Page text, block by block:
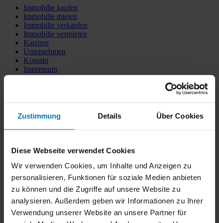
Zustimmung Details Über Cookies
Diese Webseite verwendet Cookies
Wir verwenden Cookies, um Inhalte und Anzeigen zu
personalisieren, Funktionen für soziale Medien anbieten
zu können und die Zugriffe auf unsere Website zu
analysieren. Außerdem geben wir Informationen zu Ihrer
Verwendung unserer Website an unsere Partner für
Immobilie kaufen
Immobilie mieten
Immobilie verkaufen
Immobilie vermieten
Karriere
Unternehmen
Kontakt
Impressum
Datenschutz
Das sagen unsere Kunden:
Ich habe über Kirsch & Kirsch eine Eigentumswohnung verkauft
fachkompetent, freundlich und ehrlich. Der gesamte Prozess lief
reibungslos ab, obwohl ich nicht vor Ort war und dementsprechend
alles aus der Entfernung veranlasst habe.
Roman Kempt ★★★★★
Wir haben eine sehr gute Beratung durch Herrn Kirsch erhalten,
professionell, freundlich, klare Darstellung der Dinge, die bei einem
Hausverkauf beachtet werden müssen. Können wir sehr gerne